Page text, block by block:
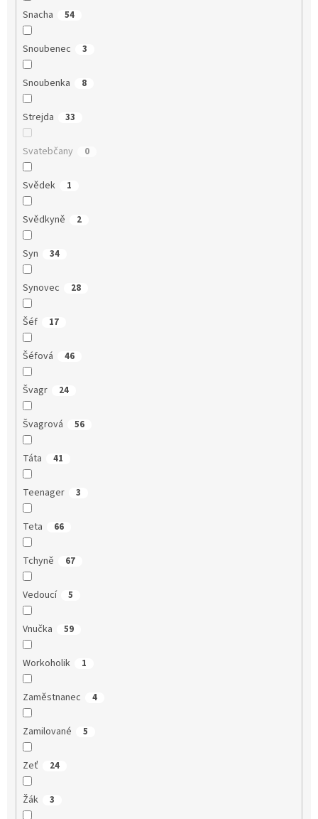
Snacha 54
Snoubenec 3
Snoubenka 8
Strejda 33
Svatebčany 0
Svědek 1
Svědkyně 2
Syn 34
Synovec 28
Šéf 17
Šéfová 46
Švagr 24
Švagrová 56
Táta 41
Teenager 3
Teta 66
Tchyně 67
Vedoucí 5
Vnučka 59
Workoholik 1
Zaměstnanec 4
Zamilované 5
Zeť 24
Žák 3